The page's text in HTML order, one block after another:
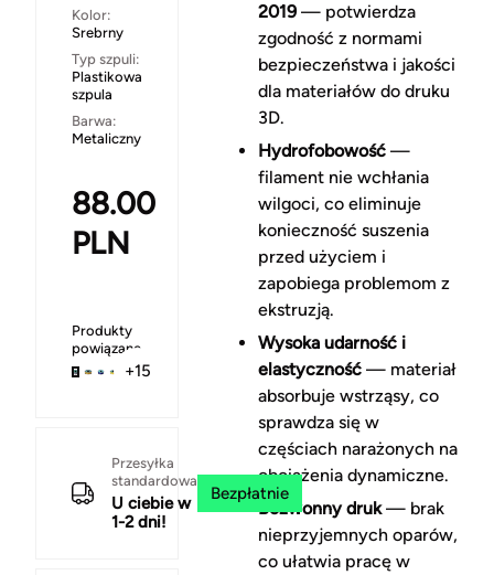
Kolor:
Srebrny
Typ szpuli:
Plastikowa
szpula
Barwa:
Metaliczny
88.00
PLN
Produkty
powiązane
+15
Przesyłka
standardowa
U ciebie w
1-2 dni!
Bezpłatnie
2019— potwierdza
zgodność z normami
bezpieczeństwa i jakości
dla materiałów do druku
3D.
Hydrofobowość—
filament nie wchłania
wilgoci, co eliminuje
konieczność suszenia
przed użyciem i
zapobiega problemom z
ekstruzją.
Wysoka udarność i
elastyczność— materiał
absorbuje wstrząsy, co
sprawdza się w
częściach narażonych na
obciążenia dynamiczne.
Bezwonny druk— brak
nieprzyjemnych oparów,
co ułatwia pracę w